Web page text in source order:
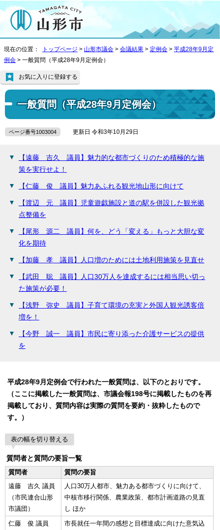
現在の位置： トップページ > 山形市議会 > 会議結果 > 定例会 > 平成28年9月定
例会 > 一般質問（平成28年9月定例会）
一般質問（平成28年9月定例会）
お気に入りに登録する
ページ番号1003004 更新日 令和3年10月29日
【遠藤 吉久 議員】魅力的な都市づくりのため積極的な施
策を実行せよ！
【仁藤 俊 議員】魅力あふれる観光地山形に向けて
【渡辺 元 議員】児童遊戯施設と道の駅を併設した観光拠
点整備を
【尾形 源二 議員】何を、どう「変える」もっと大胆な変
化を期待
【加藤 孝 議員】人口増のためには土地利用施策を見直せ
【武田 聡 議員】人口30万人を達成するには相当思い切っ
た施策が必要！
【浅野 弥史 議員】子育て環境の充実と外国人観光誘客倍
増を！
【今野 誠一 議員】市民に寄り添った介護サービスの提供
を
平成28年9月定例会で行われた一般質問は、以下のとおりです。
（ここに掲載した一般質問は、市議会報198号に掲載したものを再
掲載しており、質問内容は実際の質問を要約・抜粋したもので
す。）
表の幅を切り替える
質問者と質問の要旨一覧
質問者
質問の要旨
遠藤 吉久 議員
（市民連合山形
市議団）
人口30万人都市、魅力ある都市づくりに向けて、
中核市移行関係、農業政策、都市計画道路の見直
し ほか
仁藤 俊 議員
市長就任一年間の感想と目標達成に向けた意気込